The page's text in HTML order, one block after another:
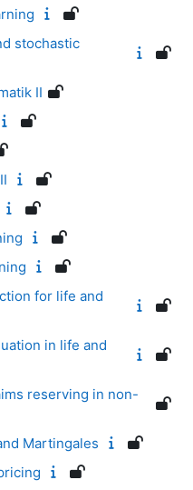
stochastic
II
for life and
in life and
reserving in non-
Martingales